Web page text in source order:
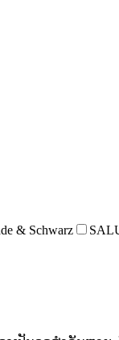
& Schwarz